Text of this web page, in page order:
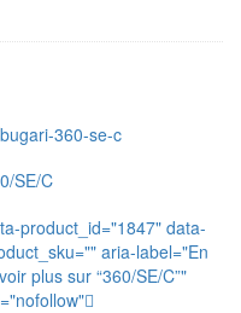
SE/C
product_id="1847" data-
aria-label="En
plus sur “360/SE/C”"